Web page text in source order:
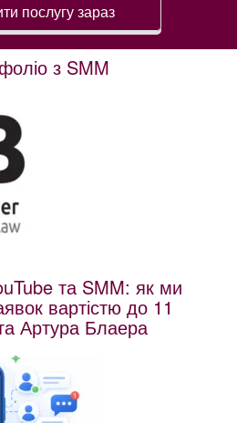
послугу зараз
з SMM
та SMM: як ми
вартістю до 11
Артура Блаера